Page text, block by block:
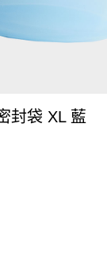
封袋 XL 藍